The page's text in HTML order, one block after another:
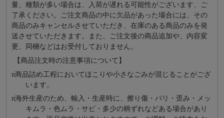
量、種類が多い場合は、入荷が遅れる可能性がございます、ご
了承ください。ご注文商品の中に欠品があった場合には、その
商品のみキャンセルさせていただき、在庫のある商品のみを発
送させていただきます。また、ご注文後の商品追加や、内容変
更、同梱などはお受付しておりません。
【商品注文時の注意事項について】
n商品詰め⼯程においてほこりや⼩さなごみが混じることがござ
います。
n海外⽣産のため、輸⼊・⽣産時に、擦り傷・バリ・歪み・メッ
キムラ・色ムラ・サビ・多少の柄ずれなどある場合があり